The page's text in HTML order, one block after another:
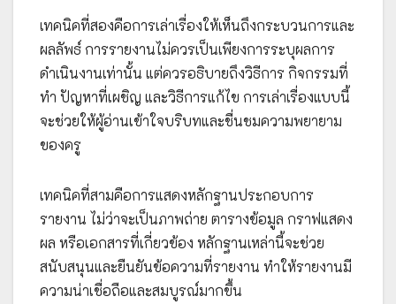
เทคนิคที่สองคือการเล่าเรื่องให้เห็นถึงกระบวนการและ
ผลลัพธ์ การรายงานไม่ควรเป็นเพียงการระบุผลการ
ดำเนินงานเท่านั้น แต่ควรอธิบายถึงวิธีการ กิจกรรมที่
ทำ ปัญหาที่เผชิญ และวิธีการแก้ไข การเล่าเรื่องแบบนี้
จะช่วยให้ผู้อ่านเข้าใจบริบทและชื่นชมความพยายาม
ของครู
เทคนิคที่สามคือการแสดงหลักฐานประกอบการ
รายงาน ไม่ว่าจะเป็นภาพถ่าย ตารางข้อมูล กราฟแสดง
ผล หรือเอกสารที่เกี่ยวข้อง หลักฐานเหล่านี้จะช่วย
สนับสนุนและยืนยันข้อความที่รายงาน ทำให้รายงานมี
ความน่าเชื่อถือและสมบูรณ์มากขึ้น